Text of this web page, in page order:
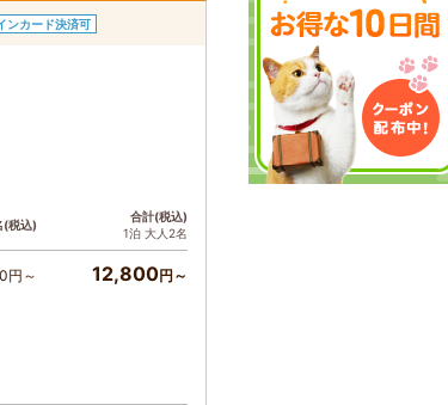
ンカード決済可
(税込)
合計(税込)
1泊 大人2名
円～ 12,800円～